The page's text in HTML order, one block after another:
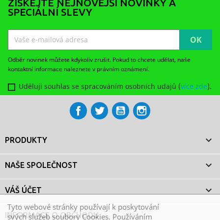
Tyto webové stránky používají k poskytování
svých služeb soubory Cookies. Používáním
ZÍSKEJTE NEJNOVĚJŠÍ NOVINKY A
SPECIÁLNÍ SLEVY
Odběr novinek můžete kdykoliv zrušit. Pokud to chcete udělat, naše
kontaktní informace naleznete v právním oznámení.
Uděluji souhlas se spracováním osobních udajů (více zde).
FacebookTwitterYouTube
PRODUKTY 
NAŠE SPOLEČNOST 
VÁŠ ÚČET 
INFORMACE O OBCHODU